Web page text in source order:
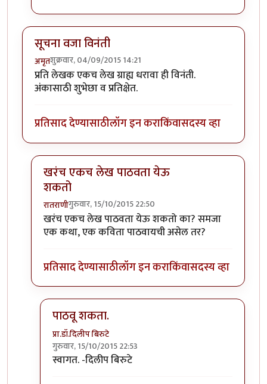
सूचना वजा विनंती
अमृतशुक्रवार, 04/09/2015 14:21
प्रति लेखक एकच लेख ग्राह्य धरावा ही विनंती.
अंकासाठी शुभेछा व प्रतिक्षेत.
प्रतिसाद देण्यासाठीलॉग इन कराकिंवासदस्य व्हा
खरंच एकच लेख पाठवता येऊ
शकतो
रातराणीगुरुवार, 15/10/2015 22:50
In reply toसूचना वजा विनंतीbyअमृत
खरंच एकच लेख पाठवता येऊ शकतो का? समजा
एक कथा, एक कविता पाठवायची असेल तर?
प्रतिसाद देण्यासाठीलॉग इन कराकिंवासदस्य व्हा
पाठवू शकता.
प्रा.डॉ.दिलीप बिरुटे
गुरुवार, 15/10/2015 22:53
In reply toखरंच एकच लेख पाठवता येऊ शकतो
स्वागत. -दिलीप बिरुटे